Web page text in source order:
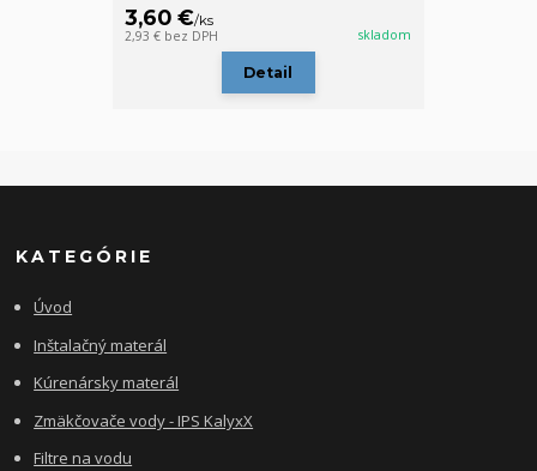
3,60 €/ks
2,93 € bez DPH skladom
Detail
KATEGÓRIE
Úvod
Inštalačný materál
Kúrenársky materál
Zmäkčovače vody - IPS KalyxX
Filtre na vodu